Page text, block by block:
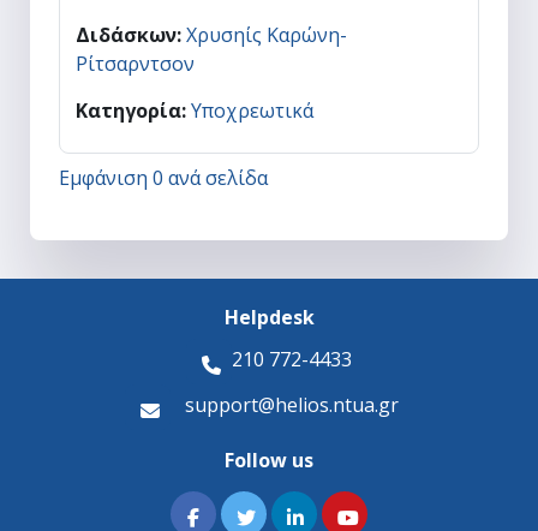
Διδάσκων:Χρυσηίς Καρώνη-
Ρίτσαρντσον
Κατηγορία:Υποχρεωτικά
Εμφάνιση 0 ανά σελίδα
Helpdesk
210 772-4433
support@helios.ntua.gr
Follow us